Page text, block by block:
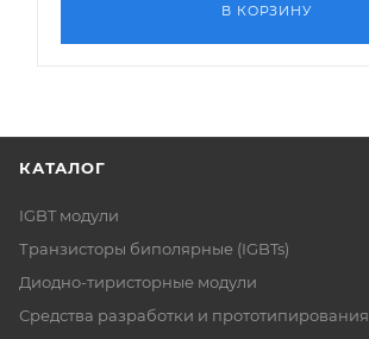
В КОРЗИНУ
КАТАЛОГ
IGBT модули
Транзисторы биполярные (IGBTs)
Диодно-тиристорные модули
Средства разработки и прототипирования